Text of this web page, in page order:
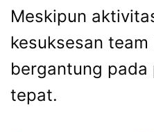
Meskipun
kesuksesan
bergantung pada
tepat.